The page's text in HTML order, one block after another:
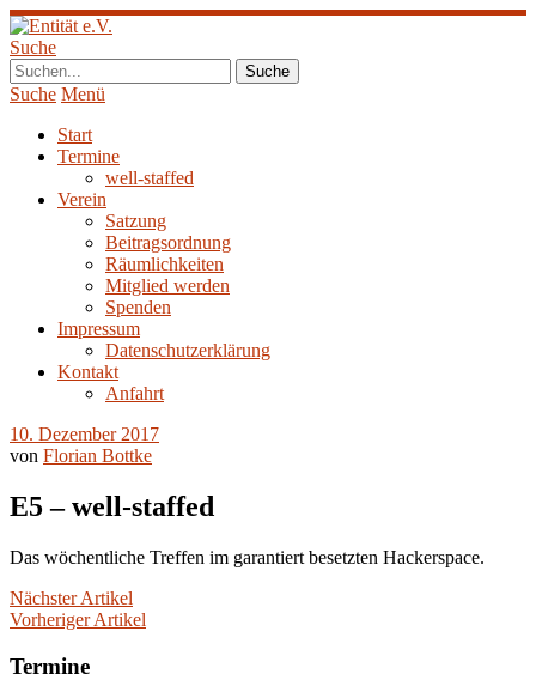
Suche
Suche Menü
Start
Termine
well-staffed
Verein
Satzung
Beitragsordnung
Räumlichkeiten
Mitglied werden
Spenden
Impressum
Datenschutzerklärung
Kontakt
Anfahrt
10. Dezember 2017
von Florian Bottke
E5 – well-staffed
Das wöchentliche Treffen im garantiert besetzten Hackerspace.
Nächster Artikel
Vorheriger Artikel
Termine